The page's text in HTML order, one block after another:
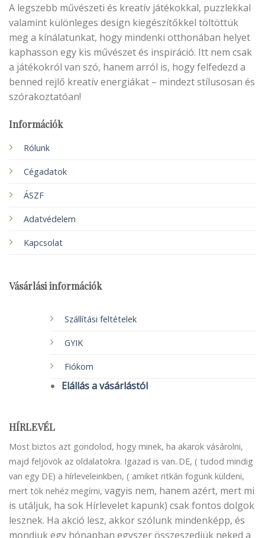
A legszebb művészeti és kreatív játékokkal, puzzlekkal
valamint különleges design kiegészítőkkel töltöttük
meg a kínálatunkat, hogy mindenki otthonában helyet
kaphasson egy kis művészet és inspiráció. Itt nem csak
a játékokról van szó, hanem arról is, hogy felfedezd a
benned rejlő kreatív energiákat – mindezt stílusosan és
szórakoztatóan!
Információk
Rólunk
Cégadatok
ÁSZF
Adatvédelem
Kapcsolat
Vásárlási információk
Szállítási feltételek
GYIK
Fiókom
Elállás a vásárlástól
HÍRLEVÉL
Most biztos azt gondolod, hogy minek, ha akarok vásárolni,
majd feljövök az oldalatokra. Igazad is van..DE, ( tudod mindig
van egy DE) a hírleveleinkben, ( amiket ritkán fogunk küldeni,
mert tök nehéz megírni, vagyis nem, hanem azért, mert mi
is utáljuk, ha sok Hírlevelet kapunk) csak fontos dolgok
lesznek. Ha akció lesz, akkor szólunk mindenképp, és
mondjuk egy hónapban egyszer összeszedjük neked a